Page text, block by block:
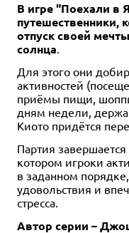
В игре "Поехали в
путешественники,
отпуск своей
солнца.
Для этого они
активностей
приёмы пищи,
дням недели,
Киото придётся
Партия
котором игроки
в заданном
удовольствия и
стресса.
Автор серии –